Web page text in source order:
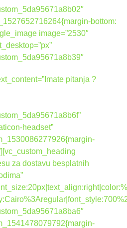
bottom:
image=”2530″
pitanja ?
headset”
za dostavu besplatnih